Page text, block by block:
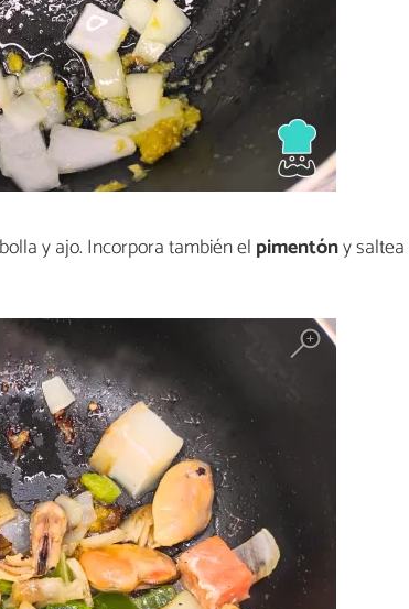
y ajo. Incorpora también el pimentóny saltea